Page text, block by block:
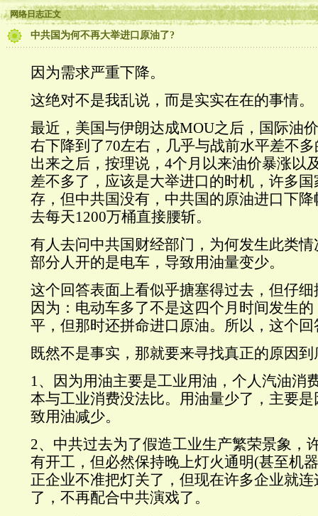
网络日志正文
中共国为何不再大举进口原油了?
因为需求严重下降。
这绝对不是我乱说，而是实实在在的事情。
最近，美国与伊朗达成MOU之后，国际油
右下降到了70左右，几乎与战前水平差不
出来之后，按理说，4个月以来油价暴涨以
差不多了，应该是大举进口的时机，许多
存，但中共国没有，中共国的原油进口下
去每天1200万桶直接腰斩。
有人去问中共国财经部门，为何发生此类
部分人开的是电车，导致用油量变少。
这个回答表面上看似乎搪塞得过去，但仔
因为：电动车多了不是这四个月时间发生
平，但那时还拼命进口原油。所以，这个
既然不是事实，那就要来寻找真正的原因
1、因为用油主要是工业用油，个人汽油消
本与工业消费没法比。用油量少了，主要
致用油减少。
2、中共过去为了假造工业生产繁荣景象，
有开工，但必然保持晚上灯火通明(甚至机
正企业不准把灯关了，但现在许多企业就
了，不再配合中共演戏了。